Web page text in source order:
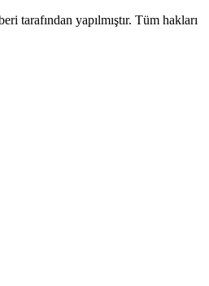
tarafından yapılmıştır. Tüm hakları